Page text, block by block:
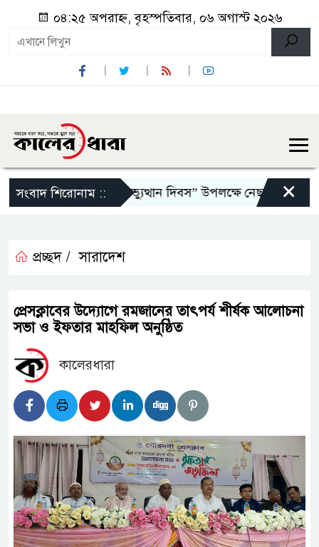
০৪:২৫ অপরাহ্ন, বৃহস্পতিবার, ০৬ অগাস্ট ২০২৬
সংবাদ শিরোনাম ::
জুলাই গণঅভ্যুত্থান দিবস” উপলক্ষে নেছারাবাদে নানা
×
প্রচ্ছদ / সারাদেশ
প্রেসক্লাবের উদ্যোগে রমজানের তাৎপর্য শীর্ষক আলোচনা
সভা ও ইফতার মাহফিল অনুষ্ঠিত ‎
কালেরধারা